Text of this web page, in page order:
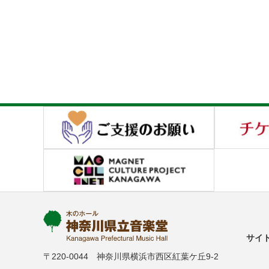
〒220-0044 神奈川県横浜市西区紅葉ケ丘9-2
サイ